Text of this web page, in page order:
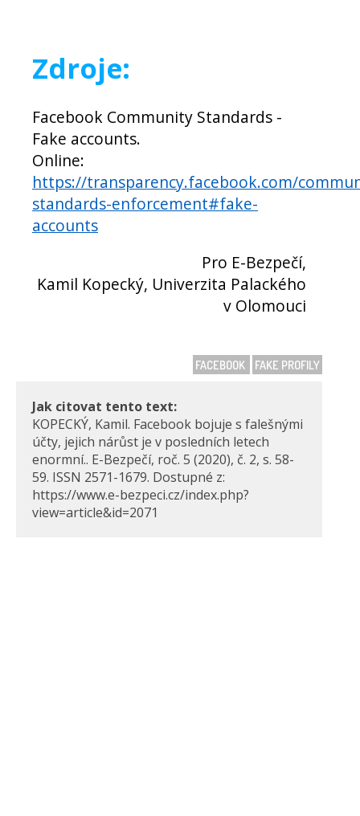
Zdroje:
Facebook Community Standards -
Fake accounts.
Online:
https://transparency.facebook.com/
standards-enforcement#fake-
accounts
Pro E-Bezpečí,
Kamil Kopecký, Univerzita Palackého
v Olomouci
FACEBOOK FAKE PROFILY
Jak citovat tento text:
KOPECKÝ, Kamil. Facebook bojuje s falešnými
účty, jejich nárůst je v posledních letech
enormní.. E-Bezpečí, roč. 5 (2020), č. 2, s. 58-
59. ISSN 2571-1679. Dostupné z:
https://www.e-bezpeci.cz/index.php?
view=article&id=2071